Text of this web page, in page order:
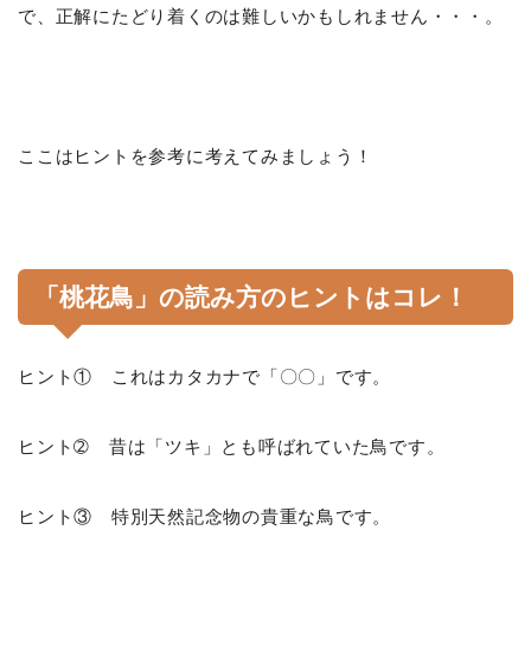
で、正解にたどり着くのは難しいかもしれません・・・。
ここはヒントを参考に考えてみましょう！
「桃花鳥」の読み方のヒントはコレ！
ヒント① これはカタカナで「〇〇」です。
ヒント➁ 昔は「ツキ」とも呼ばれていた鳥です。
ヒント③ 特別天然記念物の貴重な鳥です。